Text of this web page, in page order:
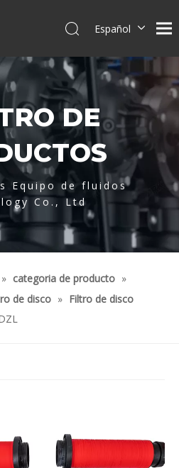
Español
简体中文
العربية
Français
Pусский
Italiano
DE
Equipo de fluidos
Co., Ltd
» categoria de producto »
de disco » Filtro de disco